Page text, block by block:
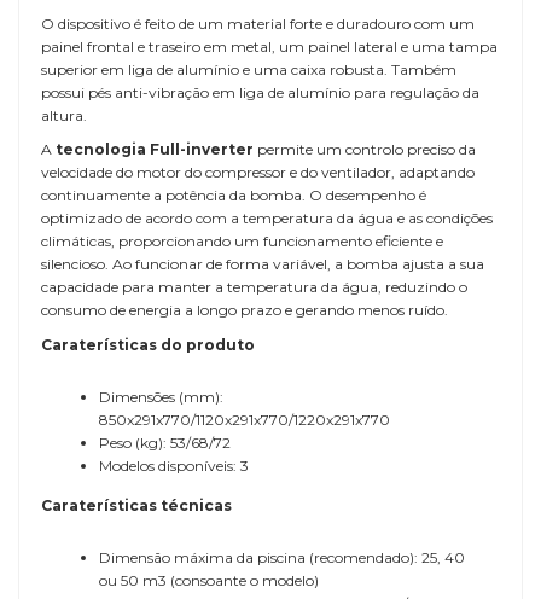
O dispositivo é feito de um material forte e duradouro com um
painel frontal e traseiro em metal, um painel lateral e uma tampa
superior em liga de alumínio e uma caixa robusta. Também
possui pés anti-vibração em liga de alumínio para regulação da
altura.
A tecnologia Full-inverter permite um controlo preciso da
velocidade do motor do compressor e do ventilador, adaptando
continuamente a potência da bomba. O desempenho é
optimizado de acordo com a temperatura da água e as condições
climáticas, proporcionando um funcionamento eficiente e
silencioso. Ao funcionar de forma variável, a bomba ajusta a sua
capacidade para manter a temperatura da água, reduzindo o
consumo de energia a longo prazo e gerando menos ruído.
Caraterísticas do produto
Dimensões (mm):
850x291x770/1120x291x770/1220x291x770
Peso (kg): 53/68/72
Modelos disponíveis: 3
Caraterísticas técnicas
Dimensão máxima da piscina (recomendado): 25, 40
ou 50 m3 (consoante o modelo)